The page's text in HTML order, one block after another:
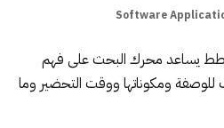
Software
يساعد محرك البحث على فهم
ومكوناتها ووقت التحضير وما